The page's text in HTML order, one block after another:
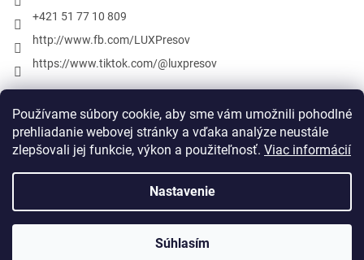
Používame súbory cookie, aby sme vám umožnili pohodlné
prehliadanie webovej stránky a vďaka analýze neustále
zlepšovali jej funkcie, výkon a použiteľnosť. Viac informácií
Nastavenie
Súhlasím
+421 51 77 10 809
http://www.fb.com/LUXPresov
https://www.tiktok.com/@luxpresov
Vytvoril Shoptet
lux-presov.sk. Všetky práva vyhradené.